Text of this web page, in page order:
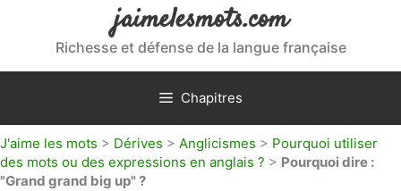
jaimelesmots.com
Richesse et défense de la langue française
Chapitres
J'aime les mots > Dérives > Anglicismes > Pourquoi utiliser
des mots ou des expressions en anglais ? > Pourquoi dire :
"Grand grand big up" ?